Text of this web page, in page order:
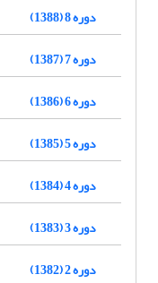
دوره 8 (1388)
دوره 7 (1387)
دوره 6 (1386)
دوره 5 (1385)
دوره 4 (1384)
دوره 3 (1383)
دوره 2 (1382)